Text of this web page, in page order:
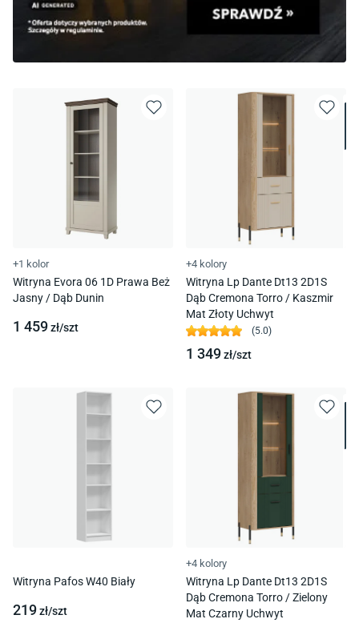
+1 kolor
Witryna Evora 06 1D Prawa Beż
Jasny / Dąb Dunin
1 459zł/szt
+4 kolory
Witryna Lp Dante Dt13 2D1S
Dąb Cremona Torro / Kaszmir
Mat Złoty Uchwyt
(5.0)
1 349zł/szt
Witryna Pafos W40 Biały
219zł/szt
+4 kolory
Witryna Lp Dante Dt13 2D1S
Dąb Cremona Torro / Zielony
Mat Czarny Uchwyt